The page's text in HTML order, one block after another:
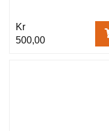
Kr
500,00